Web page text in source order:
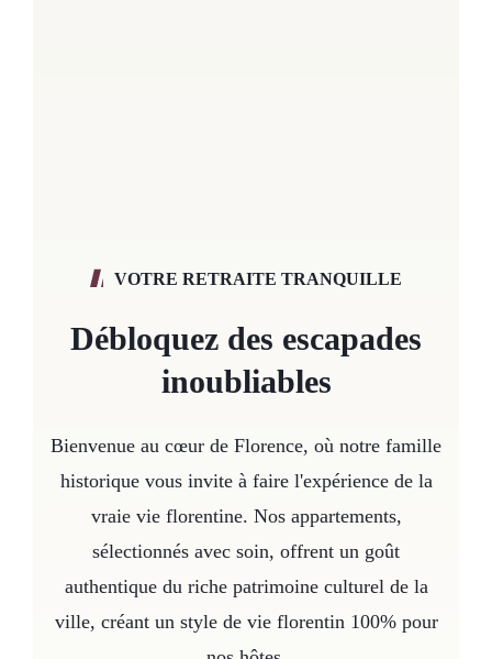
VOTRE RETRAITE TRANQUILLE
Débloquez des escapades
inoubliables
Bienvenue au cœur de Florence, où notre famille
historique vous invite à faire l'expérience de la
vraie vie florentine. Nos appartements,
sélectionnés avec soin, offrent un goût
authentique du riche patrimoine culturel de la
ville, créant un style de vie florentin 100% pour